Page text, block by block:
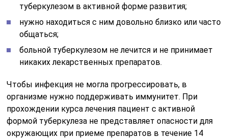
туберкулезом в активной форме развития;
нужно находиться с ним довольно близко или часто
общаться;
больной туберкулезом не лечится и не принимает
никаких лекарственных препаратов.
Чтобы инфекция не могла прогрессировать, в
организме нужно поддерживать иммунитет. При
прохождении курса лечения пациент с активной
формой туберкулеза не представляет опасности для
окружающих при приеме препаратов в течение 14